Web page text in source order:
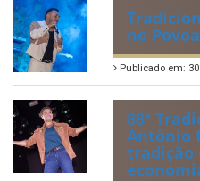
no
Publicado em:
88ª
Antônio
tradição